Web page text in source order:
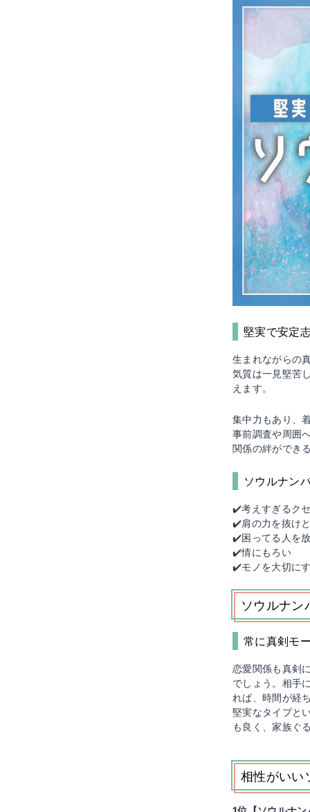
堅実で安定
生まれながらの
気質は一見堅苦
えます。
集中力もあり、
事前調査や周囲
関係の絆ができ
ソウルナン
✔️考えすぎるク
✔️肩の力を抜け
✔️困ってる人を
✔️情にもろい
✔️モノを大切に
ソウルナン
常に真剣モ
恋愛関係も真剣
でしょう。相手
れば、時間が経
堅実なタイプと
も良く、家族ぐ
相性がいい